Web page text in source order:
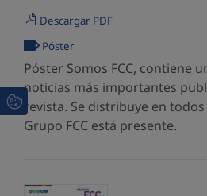
Descargar PDF
Póster
Póster Somos FCC, contiene
noticias más importantes
revista. Se distribuye en
Grupo FCC está presente.